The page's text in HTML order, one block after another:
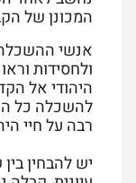
המכונן של
ולחסידות
היהודי אל
להשכלה כל
רבה על חיי
יש להבחין